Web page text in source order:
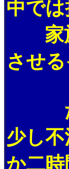
中で
家族
させ
ただ
少し
か二